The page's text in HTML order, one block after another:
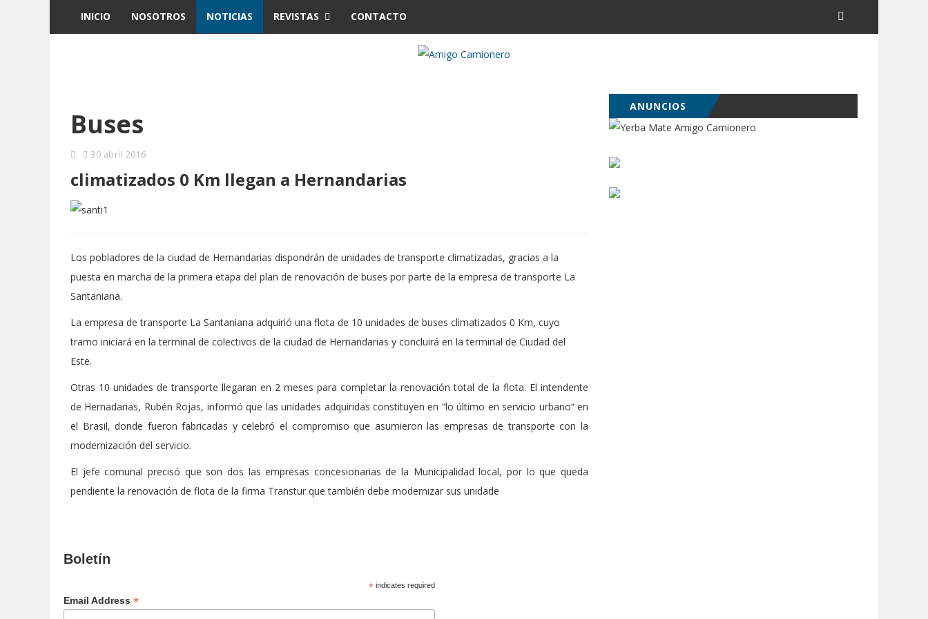
INICIO NOSOTROS NOTICIAS REVISTAS CONTACTO
Buses
30 abril 2016
climatizados 0 Km llegan a Hernandarias
Los pobladores de la ciudad de Hernandarias dispondrán de unidades de transporte climatizadas, gracias a la
puesta en marcha de la primera etapa del plan de renovación de buses por parte de la empresa de transporte La
Santaniana.
La empresa de transporte La Santaniana adquirió una flota de 10 unidades de buses climatizados 0 Km, cuyo
tramo iniciará en la terminal de colectivos de la ciudad de Hernandarias y concluirá en la terminal de Ciudad del
Este.
Otras 10 unidades de transporte llegaran en 2 meses para completar la renovación total de la flota. El intendente
de Hernadarias, Rubén Rojas, informó que las unidades adquiridas constituyen en “lo último en servicio urbano“ en
el Brasil, donde fueron fabricadas y celebró el compromiso que asumieron las empresas de transporte con la
modernización del servicio.
El jefe comunal precisó que son dos las empresas concesionarias de la Municipalidad local, por lo que queda
pendiente la renovación de flota de la firma Transtur que también debe modernizar sus unidade
ANUNCIOS
Boletín
*indicates required
Email Address *